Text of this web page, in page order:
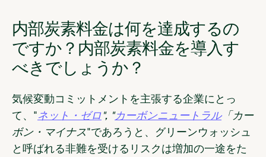
内部炭素料金は何を達成するの
ですか？内部炭素料金を導入す
べきでしょうか？
気候変動コミットメントを主張する企業にとっ
て、"ネット・ゼロ ", "カーボンニュートラル「カー
ボン・マイナス"であろうと、グリーンウォッシュ
と呼ばれる非難を受けるリスクは増加の一途をた